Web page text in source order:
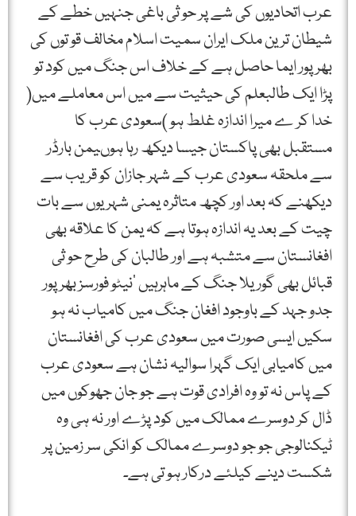
عرب اتحادیوں کی شے پر حو ثی باغی جنہیں خطے کے
شیطان ترین ملک ایران سمیت اسلام مخالف قو توں کی
بھر پور ایما حاصل ہے کے خلاف اس جنگ میں کود تو
پڑا ایک طالبعلم کی حیثیت سے میں اس معاملے میں(
خدا کر ے میرا اندازہ غلط ہو )سعودی عرب کا
مستقبل بھی پاکستان جیسا دیکھ رہا ہوںیمن بارڈر
سے ملحقہ سعودی عرب کے شہر جازان کو قریب سے
دیکھنے کہ بعد اور کچھ متاثرہ یمنی شہریوں سے بات
چیت کے بعد یہ اندازہ ہوتا ہے کہ یمن کا علاقہ بھی
افغانستان سے متشبہ ہے اور طالبان کی طرح حو ثی
قبائل بھی گوریلا جنگ کے ماہرہیں ‘نیٹو فورسز بھر پور
جدو جہد کے باوجود افغان جنگ میں کامیاب نہ ہو
سکیں ایسی صورت میں سعودی عرب کی افغانستان
میں کامیابی ایک گہرا سوالیہ نشان ہے سعودی عرب
کے پاس نہ تو وہ افرادی قوت ہے جو جان جھوکوں میں
ڈال کر دوسرے ممالک میں کود پڑے اور نہ ہی وہ
ٹیکنالوجی جو جو دوسرے ممالک کو انکی سر زمین پر
شکست دینے کیلئے درکار ہو تی ہے۔